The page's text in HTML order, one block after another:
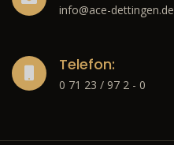
info@ace-dettingen.de
Telefon:
0 71 23 / 97 2 - 0